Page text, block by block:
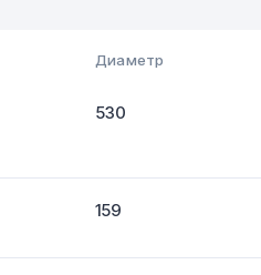
Диаметр
530
159